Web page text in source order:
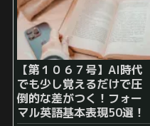
っています（但しインフ...
【第１０６７号】AI時代
でも少し覚えるだけで圧
倒的な差がつく！フォー
マル英語基本表現50選！